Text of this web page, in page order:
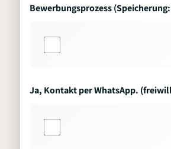
Bewerbungsprozess
Ja, Kontakt per WhatsApp.